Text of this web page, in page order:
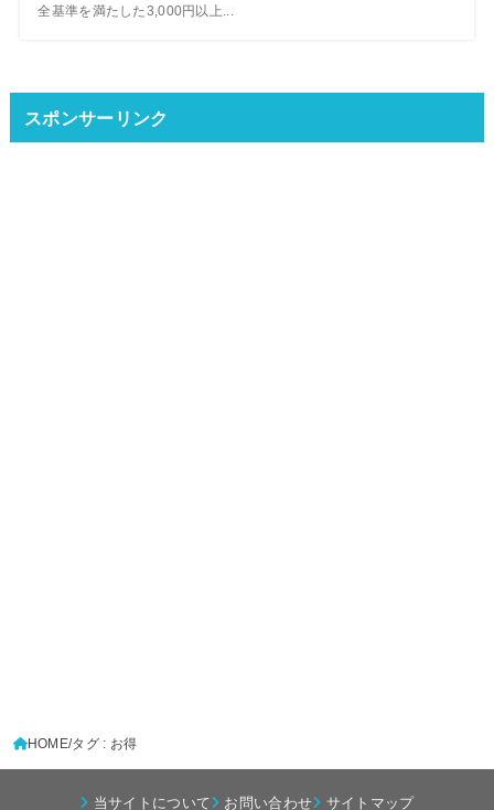
全基準を満たした3,000円以上...
スポンサーリンク
HOME タグ : お得
当サイトについて お問い合わせ サイトマップ